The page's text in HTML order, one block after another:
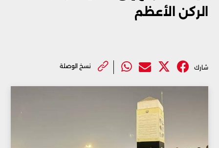
الركن الأعظم
شارك نسخ الوصلة